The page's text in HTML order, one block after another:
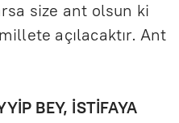
size ant olsun ki
açılacaktır. Ant
BEY, İSTİFAYA